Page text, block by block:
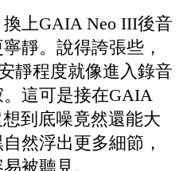
上GAIA Neo III後音
靜。說得誇張些，
靜程度就像進入錄音
這可是接在GAIA
到底噪竟然還能大
然浮出更多細節，
被聽見。